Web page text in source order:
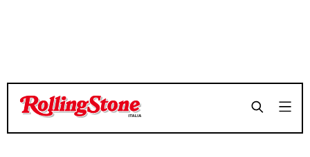
TEMPO DI LETTURA 4 MINUTI
TEMPO DI LETTURA 4 MINUTI